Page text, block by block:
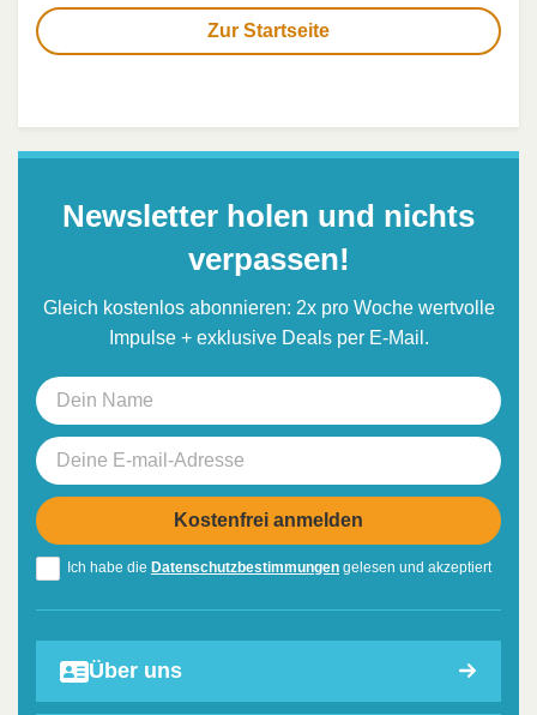
Zur Startseite
Newsletter holen und nichts
verpassen!
Gleich kostenlos abonnieren: 2x pro Woche wertvolle
Impulse + exklusive Deals per E-Mail.
Ich habe die Datenschutzbestimmungen gelesen und akzeptiert
Über uns